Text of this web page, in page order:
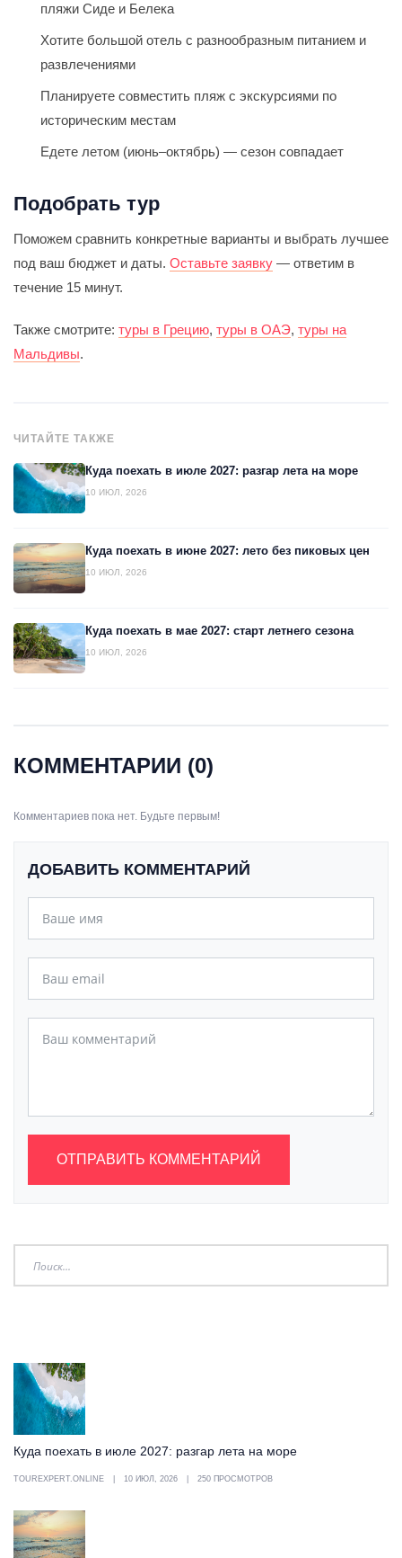
пляжи Сиде и Белека
Хотите большой отель с разнообразным питанием и
развлечениями
Планируете совместить пляж с экскурсиями по
историческим местам
Едете летом (июнь–октябрь) — сезон совпадает
Подобрать тур
Поможем сравнить конкретные варианты и выбрать лучшее
под ваш бюджет и даты. Оставьте заявку — ответим в
течение 15 минут.
Также смотрите: туры в Грецию, туры в ОАЭ, туры на
Мальдивы.
ЧИТАЙТЕ ТАКЖЕ
Куда поехать в июле 2027: разгар лета на море
10 ИЮЛ, 2026
Куда поехать в июне 2027: лето без пиковых цен
10 ИЮЛ, 2026
Куда поехать в мае 2027: старт летнего сезона
10 ИЮЛ, 2026
КОММЕНТАРИИ (0)
Комментариев пока нет. Будьте первым!
ДОБАВИТЬ КОММЕНТАРИЙ
ОТПРАВИТЬ КОММЕНТАРИЙ
Куда поехать в июле 2027: разгар лета на море
TOUREXPERT.ONLINE 10 ИЮЛ, 2026 250 ПРОСМОТРОВ